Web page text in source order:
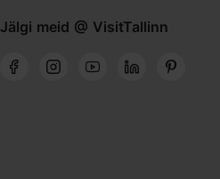
Jälgi meid @ VisitTallinn